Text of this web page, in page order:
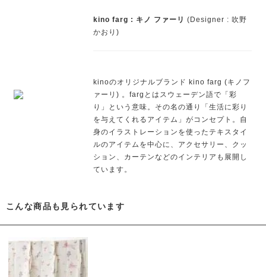
kino farg : キノ ファーリ (Designer : 吹野
かおり)
kinoのオリジナルブランド kino farg (キノフ
ァーリ) 。fargとはスウェーデン語で「彩
り」という意味。その名の通り「生活に彩り
を与えてくれるアイテム」がコンセプト。自
身のイラストレーションを使ったテキスタイ
ルのアイテムを中心に、アクセサリー、クッ
ション、カーテンなどのインテリアも展開し
ています。
こんな商品も見られています